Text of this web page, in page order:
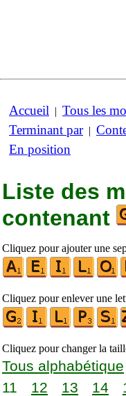
Accueil | Tous les
Terminant par|
En position
Liste des
contenant
Cliquez pour ajouter une
Cliquez pour enlever une
Cliquez pour changer la
Tous alphabétique
11
12 13 14